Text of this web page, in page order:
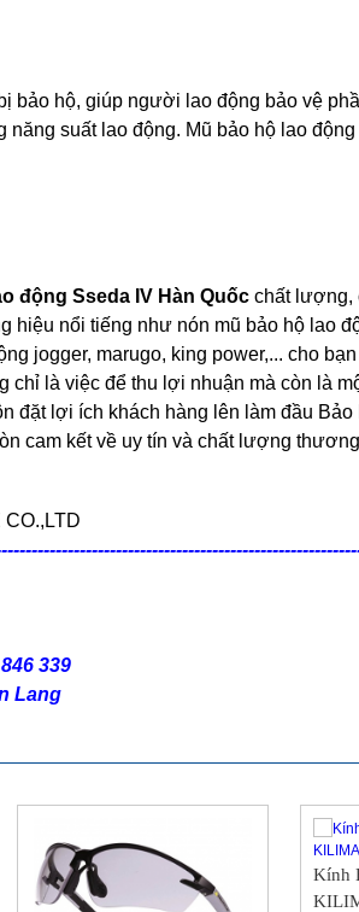
bảo hộ, giúp người lao động bảo vệ
suất lao động. Mũ bảo hộ lao
động Sseda IV Hàn Quốc chất lượng,
hiệu nổi tiếng như nón mũ bảo hộ lao
jogger, marugo, king power,... cho
là việc để thu lợi nhuận mà còn là
đặt lợi ích khách hàng lên làm đầu
cam kết về uy tín và chất lượng
339
Lang
Kính